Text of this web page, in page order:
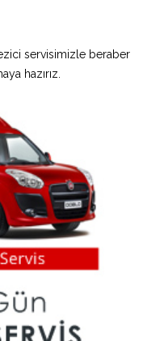
servisimizle beraber
hazırız.